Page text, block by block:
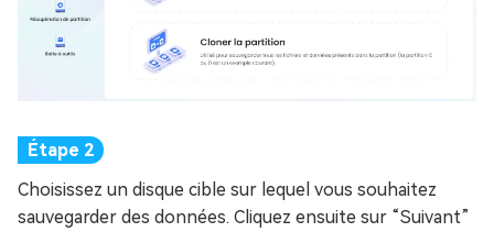
Choisissez un disque cible sur lequel vous souhaitez
sauvegarder des données. Cliquez ensuite sur “Suivant”